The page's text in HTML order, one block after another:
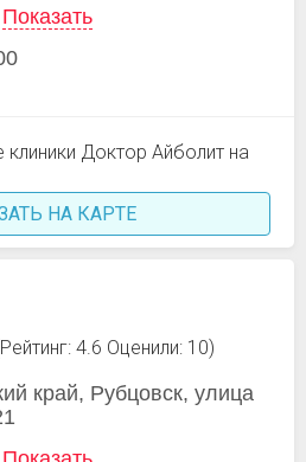
Показать
НА КАРТЕ
4.6 Оценили: 10)
край, Рубцовск, улица